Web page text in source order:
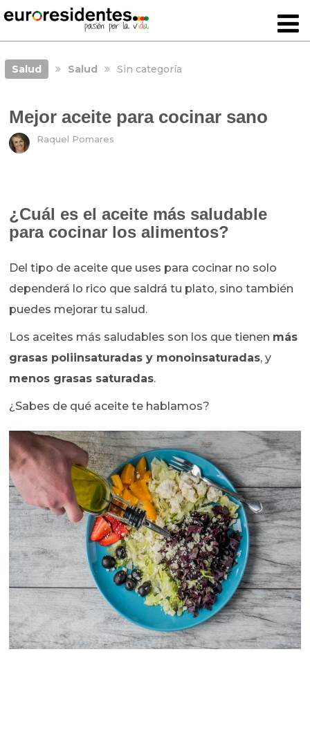
Salud Salud Sin categoría
Mejor aceite para cocinar sano
Raquel Pomares
¿Cuál es el aceite más saludable
para cocinar los alimentos?
Del tipo de aceite que uses para cocinar no solo
dependerá lo rico que saldrá tu plato, sino también
puedes mejorar tu salud.
Los aceites más saludables son los que tienen más
grasas poliinsaturadas y monoinsaturadas, y
menos grasas saturadas.
¿Sabes de qué aceite te hablamos?